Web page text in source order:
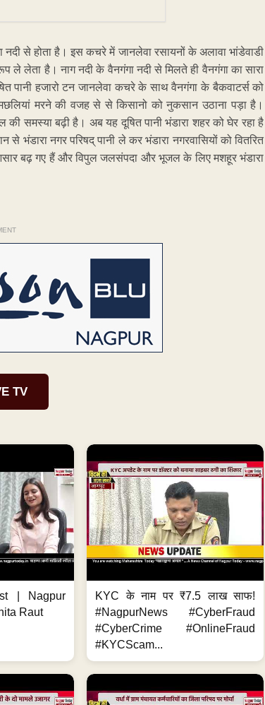
से होता है। इस कचरे में जानलेवा रसायनों के अलावा भांडेवाडी
ले लेता है। नाग नदी के वैनगंगा नदी से मिलते ही वैनगंगा का सारा
पानी हजारो टन जानलेवा कचरे के साथ वैनगंगा के बैकवाटर्स को
मरने की वजह से से किसानो को नुकसान उठाना पड़ा है।
की समस्या बढ़ी है। अब यह दूषित पानी भंडारा शहर को घेर रहा है
भंडारा नगर परिषद् पानी ले कर भंडारा नगरवासियों को वितरित
बढ़ गए हैं और विपुल जलसंपदा और भूजल के लिए मशहूर भंडारा
TV
| Nagpur
Raut
KYC के नाम पर ₹7.5 लाख साफ!
#NagpurNews #CyberFraud
#CyberCrime #OnlineFraud
#KYCScam...